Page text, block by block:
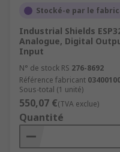
Stocké-e par le
Industrial Shields
Analogue, Digital
Input
N° de stock RS 276-8692
Référence fabricant
Sous-total (1 unité)
550,07 €(TVA exclue)
Quantité